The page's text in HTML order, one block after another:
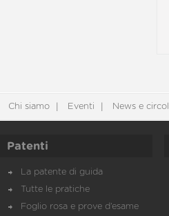
Chi siamo Eventi News e
Patenti
La patente di guida
Tutte le pratiche
Foglio rosa e prove d’esame